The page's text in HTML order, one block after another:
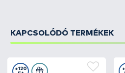
KAPCSOLÓDÓ TERMÉKEK
+120